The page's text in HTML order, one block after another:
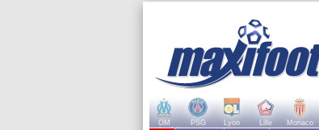
OM PSG Lyon Lille Monaco